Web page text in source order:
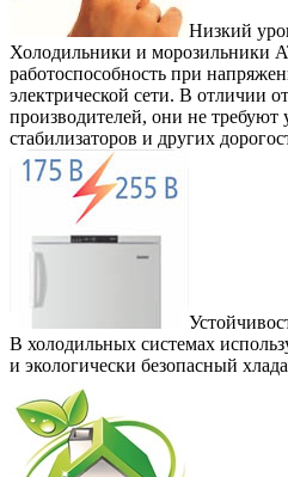
Низкий
Холодильники и морозильники
работоспособность при
электрической сети. В отличии
производителей, они не требуют
стабилизаторов и других
В холодильных системах
и экологически безопасный